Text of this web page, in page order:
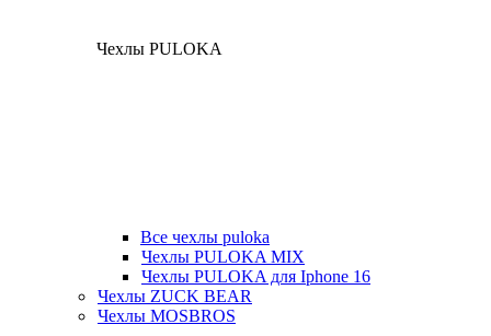
Чехлы PULOKA
Все чехлы puloka
Чехлы PULOKA MIX
Чехлы PULOKA для Iphone 16
Чехлы ZUCK BEAR
Чехлы MOSBROS